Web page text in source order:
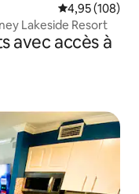
Évaluation
4,95 (108)
Lakeside Resort
avec accès à